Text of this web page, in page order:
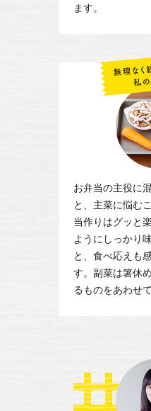
ます。
お弁当の主役に
と、主菜に悩む
当作りはグッと
ようにしっかり
と、食べ応えも
す。副菜は箸休
るものをあわせて